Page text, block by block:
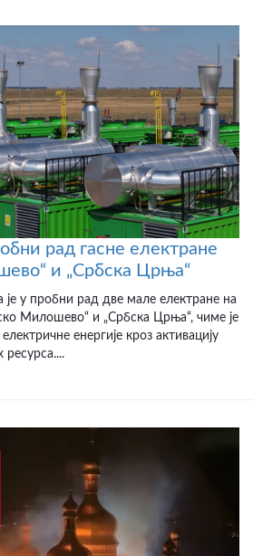
рад гасне електране
и „Србска Црња“
у пробни рад две мале електране на
Милошево“ и „Србска Црња“, чиме је
енергије кроз активацију
ресурса....